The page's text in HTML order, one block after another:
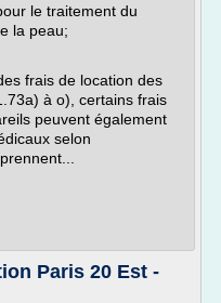
le traitement du
la peau;
frais de location des
à o), certains frais
peuvent également
selon
Paris 20 Est -